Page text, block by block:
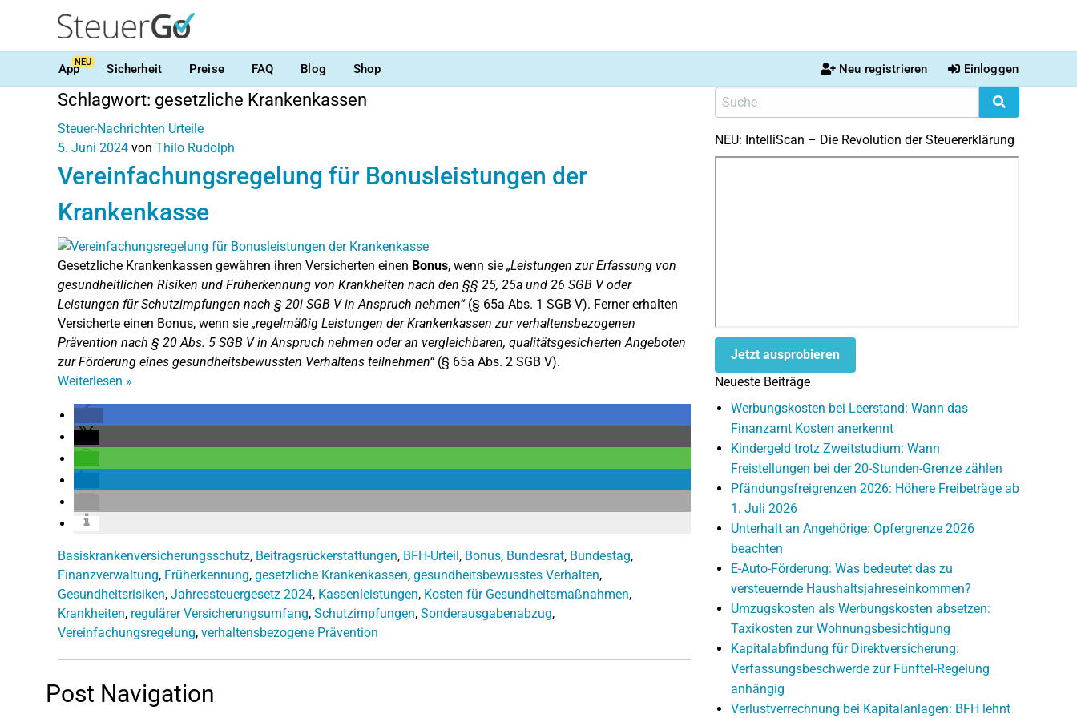
AppNEU Sicherheit Preise FAQ Blog Shop Neu registrieren Einloggen
Schlagwort: gesetzliche Krankenkassen
Steuer-Nachrichten Urteile
5. Juni 2024 von Thilo Rudolph
Vereinfachungsregelung für Bonusleistungen der
Krankenkasse
Gesetzliche Krankenkassen gewähren ihren Versicherten einen Bonus, wenn sie „Leistungen zur Erfassung von
gesundheitlichen Risiken und Früherkennung von Krankheiten nach den §§ 25, 25a und 26 SGB V oder
Leistungen für Schutzimpfungen nach § 20i SGB V in Anspruch nehmen“(§ 65a Abs. 1 SGB V). Ferner erhalten
Versicherte einen Bonus, wenn sie „regelmäßig Leistungen der Krankenkassen zur verhaltensbezogenen
Prävention nach § 20 Abs. 5 SGB V in Anspruch nehmen oder an vergleichbaren, qualitätsgesicherten Angeboten
zur Förderung eines gesundheitsbewussten Verhaltens teilnehmen“(§ 65a Abs. 2 SGB V).
Weiterlesen »
Basiskrankenversicherungsschutz, Beitragsrückerstattungen, BFH-Urteil, Bonus, Bundesrat, Bundestag,
Finanzverwaltung, Früherkennung, gesetzliche Krankenkassen, gesundheitsbewusstes Verhalten,
Gesundheitsrisiken, Jahressteuergesetz 2024, Kassenleistungen, Kosten für Gesundheitsmaßnahmen,
Krankheiten, regulärer Versicherungsumfang, Schutzimpfungen, Sonderausgabenabzug,
Vereinfachungsregelung, verhaltensbezogene Prävention
Post Navigation
NEU: IntelliScan – Die Revolution der Steuererklärung
Jetzt ausprobieren
Neueste Beiträge
Werbungskosten bei Leerstand: Wann das
Finanzamt Kosten anerkennt
Kindergeld trotz Zweitstudium: Wann
Freistellungen bei der 20-Stunden-Grenze zählen
Pfändungsfreigrenzen 2026: Höhere Freibeträge ab
1. Juli 2026
Unterhalt an Angehörige: Opfergrenze 2026
beachten
E-Auto-Förderung: Was bedeutet das zu
versteuernde Haushaltsjahreseinkommen?
Umzugskosten als Werbungskosten absetzen:
Taxikosten zur Wohnungsbesichtigung
Kapitalabfindung für Direktversicherung:
Verfassungsbeschwerde zur Fünftel-Regelung
anhängig
Verlustverrechnung bei Kapitalanlagen: BFH lehnt